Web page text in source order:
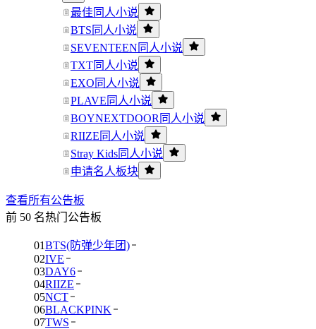
最佳同人小说
BTS同人小说
SEVENTEEN同人小说
TXT同人小说
EXO同人小说
PLAVE同人小说
BOYNEXTDOOR同人小说
RIIZE同人小说
Stray Kids同人小说
申请名人板块
查看所有公告板
前 50 名热门公告板
01BTS(防弹少年团)
02IVE
03DAY6
04RIIZE
05NCT
06BLACKPINK
07TWS